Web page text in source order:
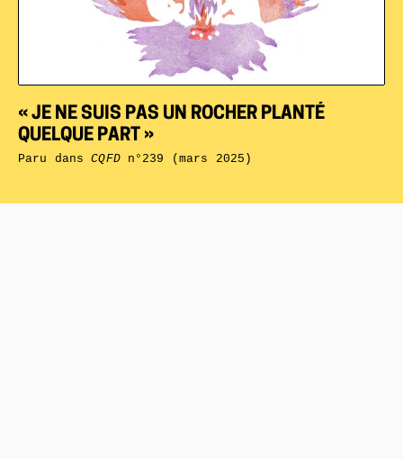
« JE NE SUIS PAS UN ROCHER PLANTÉ
QUELQUE PART »
Paru dansCQFDn°239 (mars 2025)